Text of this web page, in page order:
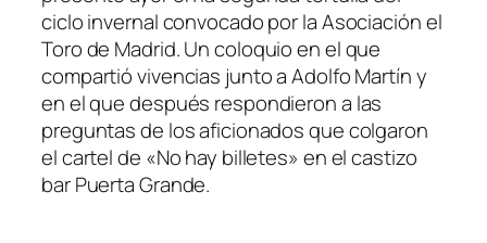
ciclo invernal convocado por la Asociación el
Toro de Madrid. Un coloquio en el que
compartió vivencias junto a Adolfo Martín y
en el que después respondieron a las
preguntas de los aficionados que colgaron
el cartel de «No hay billetes» en el castizo
bar Puerta Grande.